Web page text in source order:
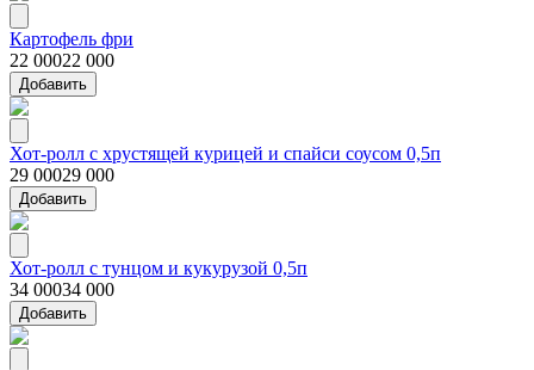
Картофель фри
22 00022 000
Добавить
Хот-ролл с хрустящей курицей и спайси соусом 0,5п
29 00029 000
Добавить
Хот-ролл с тунцом и кукурузой 0,5п
34 00034 000
Добавить